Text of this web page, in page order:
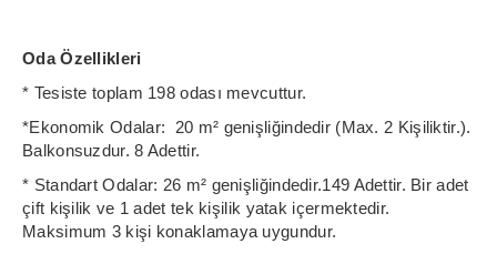
Oda Özellikleri
* Tesiste toplam 198 odası mevcuttur.
*Ekonomik Odalar: 20 m² genişliğindedir (Max. 2 Kişiliktir.).
Balkonsuzdur. 8 Adettir.
* Standart Odalar: 26 m² genişliğindedir.149 Adettir. Bir adet
çift kişilik ve 1 adet tek kişilik yatak içermektedir.
Maksimum 3 kişi konaklamaya uygundur.